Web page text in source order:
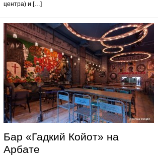
центра) и […]
Бар «Гадкий Койот» на
Арбате